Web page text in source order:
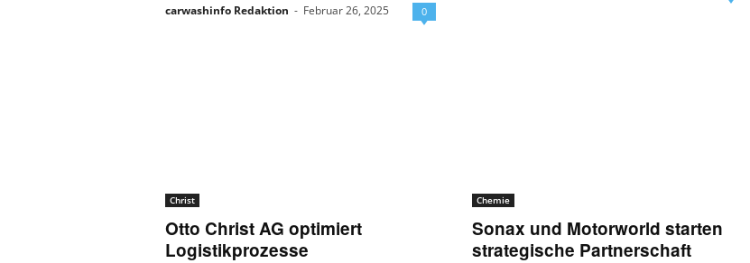
carwashinfo Redaktion - Februar 26, 2025 0
Christ
Otto Christ AG optimiert
Logistikprozesse
Chemie
Sonax und Motorworld starten
strategische Partnerschaft